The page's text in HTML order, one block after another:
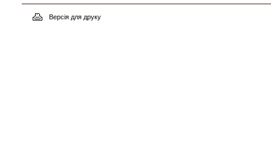
Версія для друку